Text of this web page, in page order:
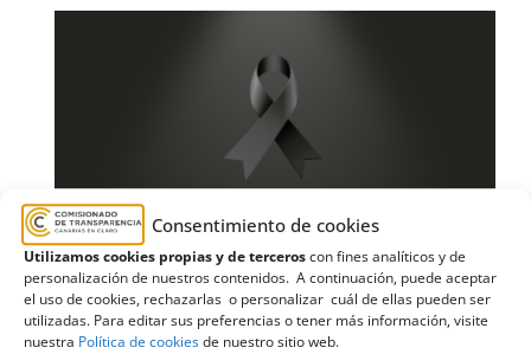
Consentimiento de cookies
Utilizamos cookies propias y de terceroscon fines analíticos y de
personalización de nuestros contenidos. A continuación, puede aceptar
el uso de cookies, rechazarlas o personalizar cuál de ellas pueden ser
utilizadas. Para editar sus preferencias o tener más información, visite
nuestra Política de cookiesde nuestro sitio web.